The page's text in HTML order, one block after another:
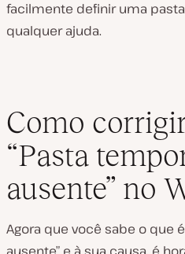
facilmente definir uma
qualquer ajuda.
Como
“Pasta
ausente” no
Agora que você sabe o que